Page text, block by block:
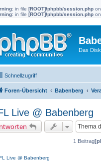
: in file [ROOT]/phpbb/session.php
: in file [ROOT]/phpbb/session.php
Das
Schnellzugriff
Foren-Übersicht Babenberg
Live @ Babenberg
1 Beitrag
Live @ Babenberg